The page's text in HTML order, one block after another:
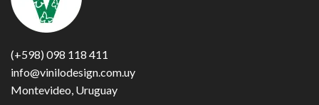
(+598) 098 118 411
info@vinilodesign.com.uy
Montevideo, Uruguay